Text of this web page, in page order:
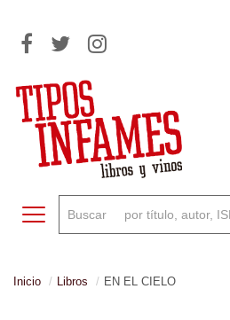
Toggle navigation
Inicio Libros EN EL CIELO